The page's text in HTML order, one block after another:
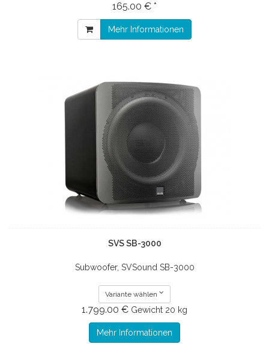
165.00 € *
Mehr Informationen
SVS SB-3000
Subwoofer, SVSound SB-3000
Variante wählen
1.799.00 € Gewicht 20 kg
Mehr Informationen